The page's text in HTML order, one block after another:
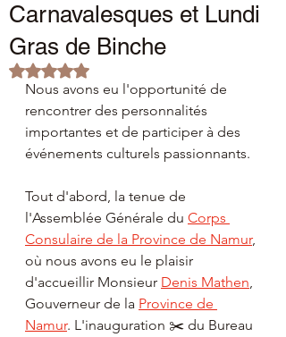
Carnavalesques et Lundi
Gras de Binche
Noté NaN étoiles sur 5.
Nous avons eu l'opportunité de
rencontrer des personnalités
importantes et de participer à des
événements culturels passionnants.
Tout d'abord, la tenue de
l'Assemblée Générale du Corps
Consulaire de la Province de Namur,
où nous avons eu le plaisir
d'accueillir Monsieur Denis Mathen,
Gouverneur de la Province de
Namur. L'inauguration ✂️ du Bureau